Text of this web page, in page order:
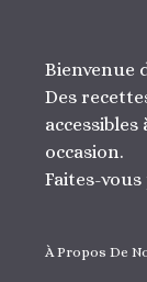
Bienvenue
Des
occasion.
Faites-
À Propos De